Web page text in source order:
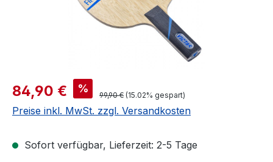
Verkaufspreis:
84,90 € % Regulärer Preis:
99,90 € (15.02% gespart)
Preise inkl. MwSt. zzgl. Versandkosten
Sofort verfügbar, Lieferzeit: 2-5 Tage